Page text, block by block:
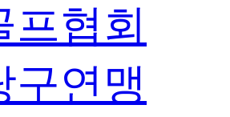
프협회
구연맹